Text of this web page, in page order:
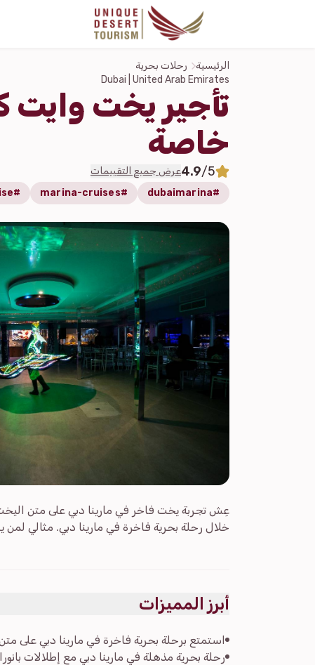
الرئيسية رحلات بحرية
Dubai | United Arab Emirates
تأجير يخت وايت
خاصة
4.9/5
عرض جميع التقييمات
#dubaimarina
#marina-cruises
#whitecruise
عِش تجربة يخت فاخر في مارينا دبي على متن اليخت
خلال رحلة بحرية فاخرة في مارينا دبي. مثالي
أبرز المميزات
استمتع برحلة بحرية فاخرة في مارينا دبي على
رحلة بحرية مذهلة في مارينا دبي مع إطلالات